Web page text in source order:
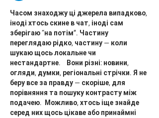
Часом знаходжу ці джерела випадково,
іноді хтось скине в чат, іноді сам
зберігаю “на потім”. Частину
переглядаю рідко, частину — коли
шукаю щось локальне чи
нестандартне.    Вони різні: новини,
огляди, думки, регіональні стрічки. Я не
беру все за правду — скоріше, для
порівняння та пошуку контрасту між
подачею.  Можливо, хтось іще знайде
серед них щось цікаве або принаймні